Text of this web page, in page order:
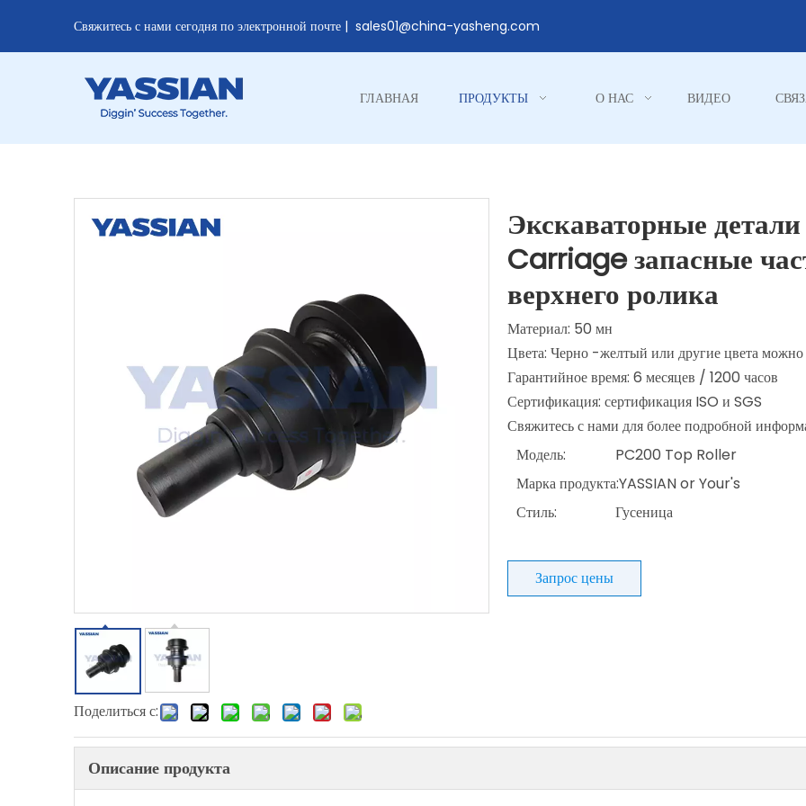
Свяжитесь с нами сегодня по электронной почте | sales01@china-yasheng.com
ГЛАВНАЯ ПРОДУКТЫ О НАС ВИДЕО
Поделиться с:
Экскаваторные
Carriage запасные
верхнего ролика
Материал: 50 мн
Цвета: Черно -желтый или другие цвета можно
Гарантийное время: 6 месяцев / 1200 часов
Сертификация: сертификация ISO и SGS
Свяжитесь с нами для более подробной
Модель:
PC200 Top Roller
Марка продукта:YASSIAN or Your's
Стиль:
Гусеница
Запрос цены
Описание продукта